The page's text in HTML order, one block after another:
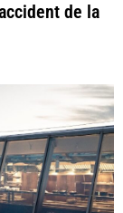
de la